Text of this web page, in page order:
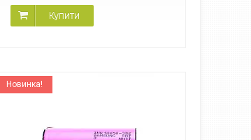
Купити
Новинка!